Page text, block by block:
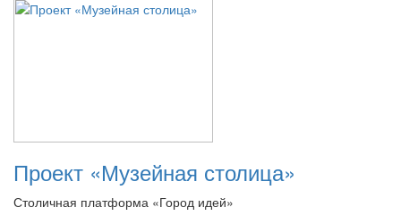
Проект «Музейная столица»
Столичная платформа «Город идей»